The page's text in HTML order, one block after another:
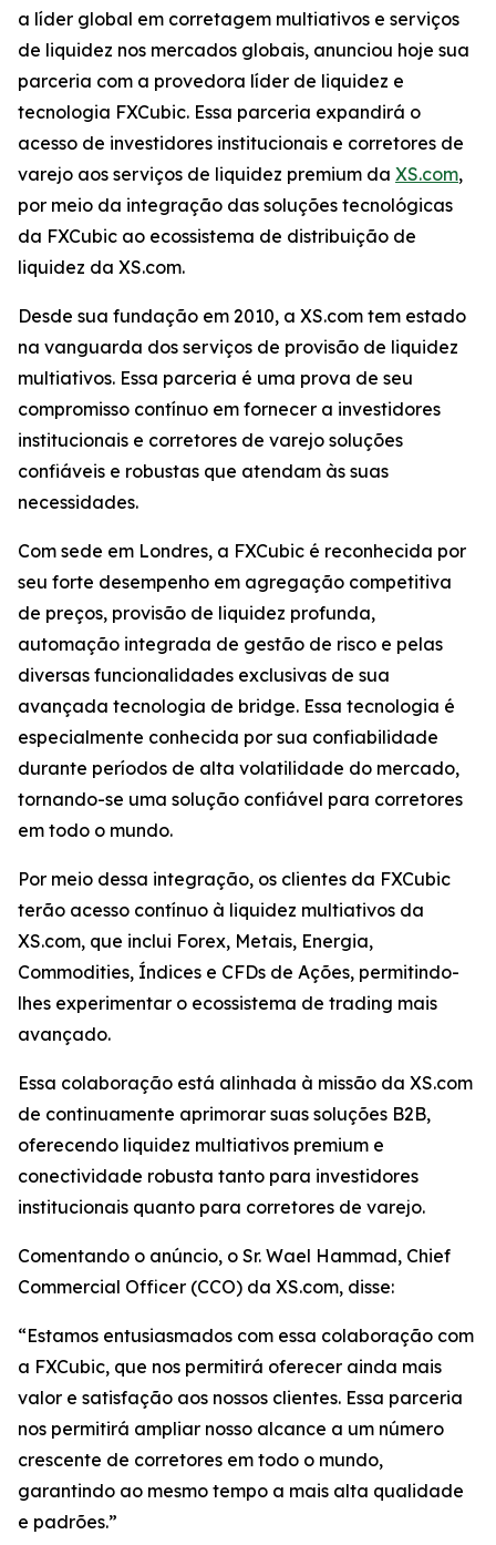
a líder global em corretagem multiativos e serviços
de liquidez nos mercados globais, anunciou hoje sua
parceria com a provedora líder de liquidez e
tecnologia FXCubic. Essa parceria expandirá o
acesso de investidores institucionais e corretores de
varejo aos serviços de liquidez premium da XS.com,
por meio da integração das soluções tecnológicas
da FXCubic ao ecossistema de distribuição de
liquidez da XS.com.
Desde sua fundação em 2010, a XS.com tem estado
na vanguarda dos serviços de provisão de liquidez
multiativos. Essa parceria é uma prova de seu
compromisso contínuo em fornecer a investidores
institucionais e corretores de varejo soluções
confiáveis e robustas que atendam às suas
necessidades.
Com sede em Londres, a FXCubic é reconhecida por
seu forte desempenho em agregação competitiva
de preços, provisão de liquidez profunda,
automação integrada de gestão de risco e pelas
diversas funcionalidades exclusivas de sua
avançada tecnologia de bridge. Essa tecnologia é
especialmente conhecida por sua confiabilidade
durante períodos de alta volatilidade do mercado,
tornando-se uma solução confiável para corretores
em todo o mundo.
Por meio dessa integração, os clientes da FXCubic
terão acesso contínuo à liquidez multiativos da
XS.com, que inclui Forex, Metais, Energia,
Commodities, Índices e CFDs de Ações, permitindo-
lhes experimentar o ecossistema de trading mais
avançado.
Essa colaboração está alinhada à missão da XS.com
de continuamente aprimorar suas soluções B2B,
oferecendo liquidez multiativos premium e
conectividade robusta tanto para investidores
institucionais quanto para corretores de varejo.
Comentando o anúncio, o Sr. Wael Hammad, Chief
Commercial Officer (CCO) da XS.com, disse:
“Estamos entusiasmados com essa colaboração com
a FXCubic, que nos permitirá oferecer ainda mais
valor e satisfação aos nossos clientes. Essa parceria
nos permitirá ampliar nosso alcance a um número
crescente de corretores em todo o mundo,
garantindo ao mesmo tempo a mais alta qualidade
e padrões.”